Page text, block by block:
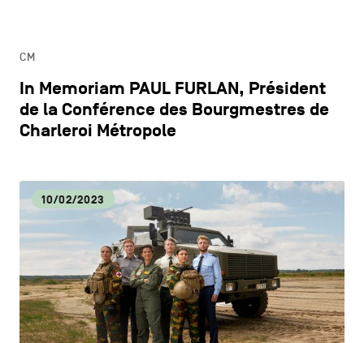
CM
In Memoriam PAUL FURLAN, Président
de la Conférence des Bourgmestres de
Charleroi Métropole
10/02/2023